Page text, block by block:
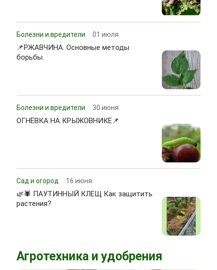
Болезни и вредители 01 июля
📌РЖАВЧИНА. Основные методы
борьбы.
Болезни и вредители 30 июня
ОГНЁВКА НА КРЫЖОВНИКЕ📌
Сад и огород 16 июня
🌿🕷 ПАУТИННЫЙ КЛЕЩ Как защитить
растения?
Агротехника и удобрения